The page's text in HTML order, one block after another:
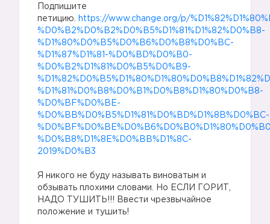
Подпишите
петицию.
https://www.change.org/p/
%D0%B2%D0%B2%D0%B5%D1%81%D1%82%D0%B8-
%D1%80%D0%B5%D0%B6%D0%B8%D0%BC-
%D1%87%D1%81-%D0%BD%D0%B0-
%D0%B2%D1%81%D0%B5%D0%B9-
%D1%81%D0%B8%D0%B1%D0%B8%D1%80%D0%B8-
%D0%BF%D0%BE-
%D0%BB%D0%B5%D1%81%D0%BD%D1%8B%D0%BC-
%D0%B8%D1%8E%D0%BB%D1%8C-
2019%D0%B3
Я никого не буду называть виноватым и
обзывать плохими словами. Но ЕСЛИ ГОРИТ,
НАДО ТУШИТЬ!!! Ввести чрезвычайное
положение и тушить!